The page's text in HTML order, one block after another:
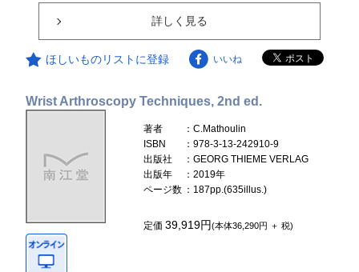
詳しく見る
ほしいものリストに登録 いいね
Wrist Arthroscopy Techniques, 2nd ed.
著者
：C.Mathoulin
ISBN
：978-3-13-242910-9
出版社
：GEORG THIEME VERLAG
出版年
：2019年
ページ数 ：187pp.(635illus.)
定価39,919円(本体36,290円 ＋ 税)